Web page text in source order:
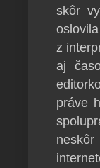
skôr
z
aj
práve